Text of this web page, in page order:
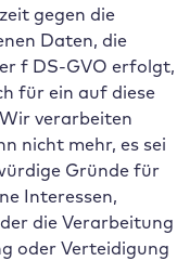
gegen die
Daten, die
f DS-GVO erfolgt,
für ein auf diese
verarbeiten
nicht mehr, es sei
Gründe für
Interessen,
die Verarbeitung
oder Verteidigung